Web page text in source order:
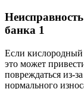
банка 1
Если кислородный
это может
повреждаться из-
нормального